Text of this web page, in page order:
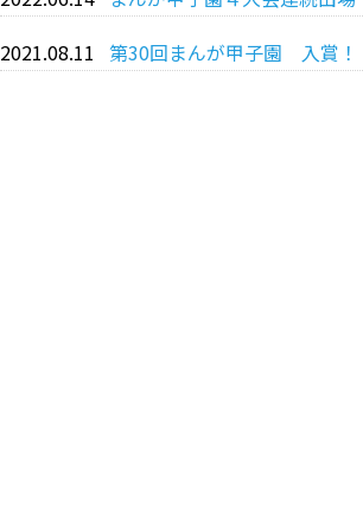
2021.08.11 第30回まんが甲子園 入賞！